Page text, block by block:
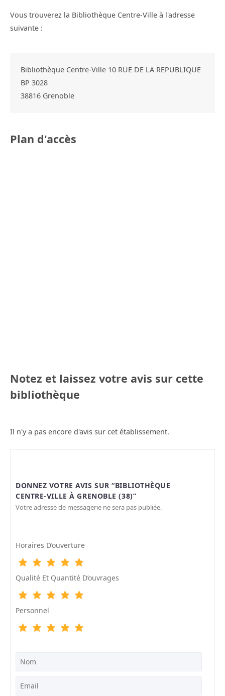
Vous trouverez la Bibliothèque Centre-Ville à l'adresse
suivante :
Bibliothèque Centre-Ville 10 RUE DE LA REPUBLIQUE
BP 3028
38816 Grenoble
Plan d'accès
Notez et laissez votre avis sur cette
bibliothèque
Il n'y a pas encore d'avis sur cet établissement.
DONNEZ VOTRE AVIS SUR “BIBLIOTHÈQUE
CENTRE-VILLE À GRENOBLE (38)”
Votre adresse de messagerie ne sera pas publiée.
Horaires D’ouverture
Qualité Et Quantité D’ouvrages
Personnel